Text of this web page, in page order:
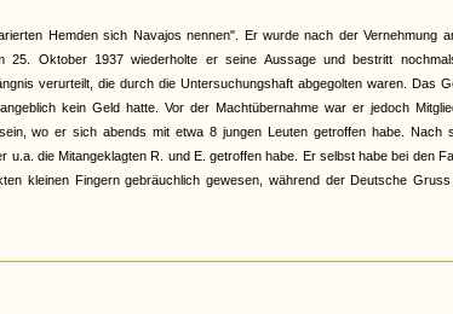
Hemden sich Navajos nennen". Er wurde nach der Vernehmung
25. Oktober 1937 wiederholte er seine Aussage und bestritt
verurteilt, die durch die Untersuchungshaft abgegolten waren. Das
kein Geld hatte. Vor der Machtübernahme war er jedoch
wo er sich abends mit etwa 8 jungen Leuten getroffen habe. Nach
die Mitangeklagten R. und E. getroffen habe. Er selbst habe bei den
kleinen Fingern gebräuchlich gewesen, während der Deutsche